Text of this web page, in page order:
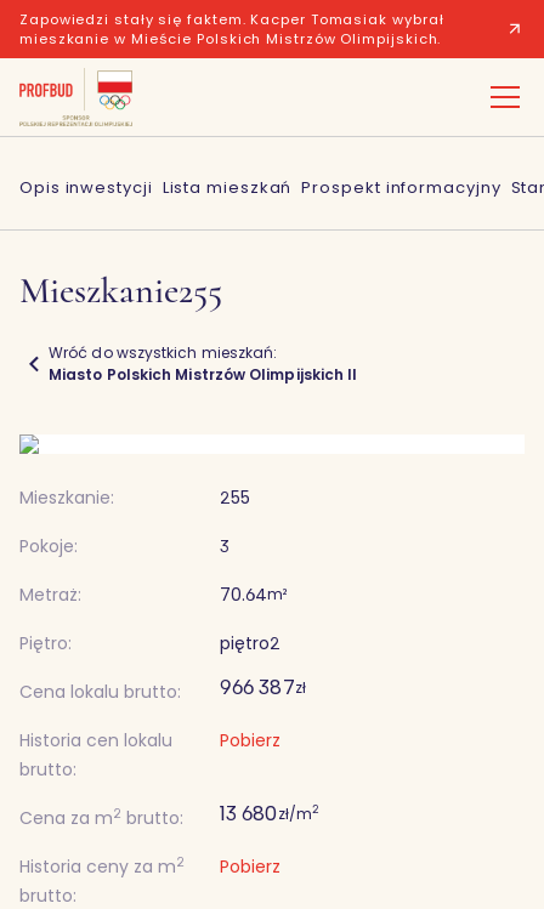
Zapowiedzi stały się faktem. Kacper Tomasiak wybrał
mieszkanie w Mieście Polskich Mistrzów Olimpijskich.
Opis inwestycji Lista mieszkań Prospekt informacyjny
Mieszkanie255
Wróć do wszystkich mieszkań:
Miasto Polskich Mistrzów Olimpijskich II
Mieszkanie:
255
Pokoje:
3
Metraż:
70.64m²
Piętro: piętro2
Cena lokalu brutto:
966 387zł
Historia cen lokalu
brutto:
Pobierz
Cena za m2 brutto: 13 680zł/m2
Historia ceny za m2
brutto:
Pobierz